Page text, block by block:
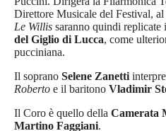
Direttore Musicale del Festival, al
Le Willis saranno quindi replicate
del Giglio di Lucca, come
pucciniana.
Il soprano Selene Zanetti
Roberto e il baritono Vladimir
Il Coro è quello della Camerata
Martino Faggiani.